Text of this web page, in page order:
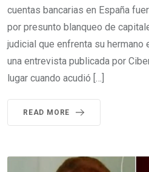
cuentas bancarias en España
por presunto blanqueo de
judicial que enfrenta su hermano
una entrevista publicada por
lugar cuando acudió […]
READ MORE